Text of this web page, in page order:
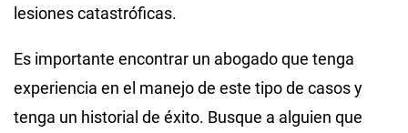
lesiones catastróficas.
Es importante encontrar un abogado que tenga
experiencia en el manejo de este tipo de casos y
tenga un historial de éxito. Busque a alguien que